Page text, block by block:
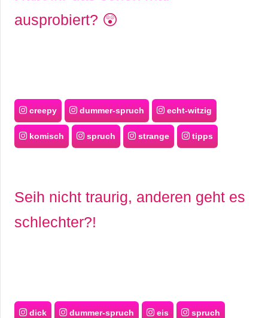
ausprobiert? 😲
creepy dummer-spruch echt-witzig
komisch spruch strange tipps
Seih nicht traurig, anderen geht es
schlechter?!
dick dummer-spruch eis spruch